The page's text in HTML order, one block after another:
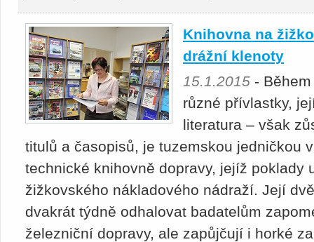
Knihovna na
drážní klenoty
15.1.2015 -
různé přívlastky,
literatura – však
titulů a časopisů, je tuzemskou jedničkou
technické knihovně dopravy, jejíž poklady
žižkovského nákladového nádraží. Její
dvakrát týdně odhalovat badatelům
železniční dopravy, ale zapůjčují i horké